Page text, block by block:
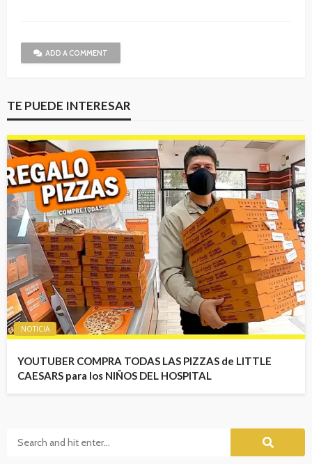
ADD A COMMENT
TE PUEDE INTERESAR
NOTICIA
YOUTUBER COMPRA TODAS LAS PIZZAS de LITTLE
CAESARS para los NIÑOS DEL HOSPITAL